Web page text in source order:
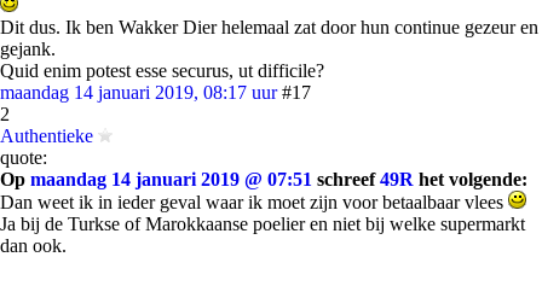
Dit dus. Ik ben Wakker Dier helemaal zat door hun continue gezeur en
gejank.
Quid enim potest esse securus, ut difficile?
maandag 14 januari 2019, 08:17 uur #17
2
Authentieke
quote:
Op maandag 14 januari 2019 @ 07:51 schreef49R het volgende:
Dan weet ik in ieder geval waar ik moet zijn voor betaalbaar vlees
Ja bij de Turkse of Marokkaanse poelier en niet bij welke supermarkt
dan ook.